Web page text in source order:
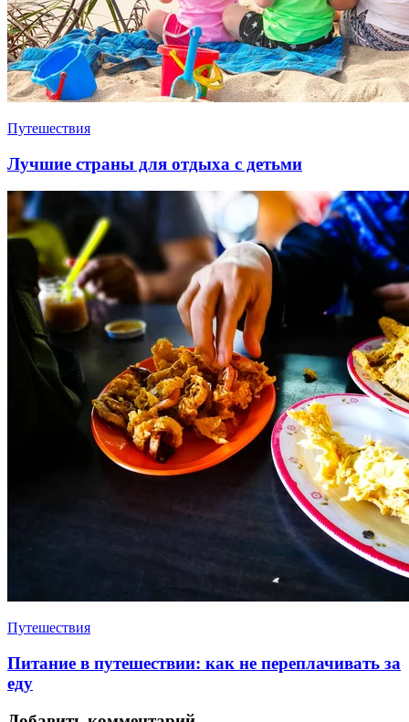
Путешествия
Лучшие страны для отдыха с детьми
Путешествия
Питание в путешествии: как не переплачивать за
еду